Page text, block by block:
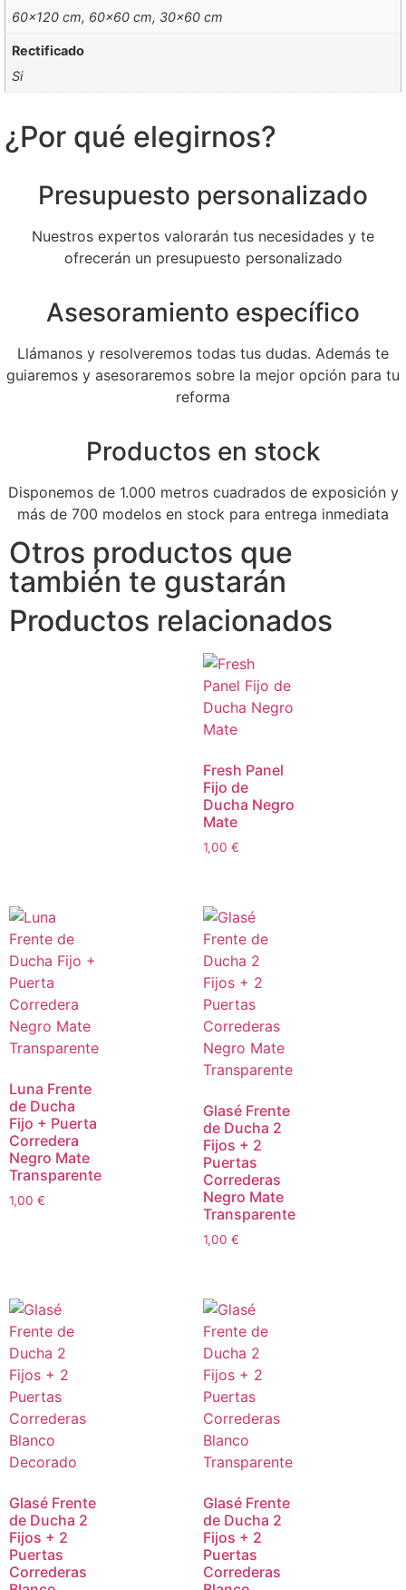
60×120 cm, 60×60 cm, 30×60 cm
Rectificado
Si
¿Por qué elegirnos?
Presupuesto personalizado
Nuestros expertos valorarán tus necesidades y te
ofrecerán un presupuesto personalizado
Asesoramiento específico
Llámanos y resolveremos todas tus dudas. Además te
guiaremos y asesoraremos sobre la mejor opción para tu
reforma
Productos en stock
Disponemos de 1.000 metros cuadrados de exposición y
más de 700 modelos en stock para entrega inmediata
Otros productos que
también te gustarán
Productos relacionados
Fresh Panel
Fijo de
Ducha Negro
Mate
1,00 €
Luna Frente
de Ducha
Fijo + Puerta
Corredera
Negro Mate
Transparente
1,00 €
Glasé Frente
de Ducha 2
Fijos + 2
Puertas
Correderas
Negro Mate
Transparente
1,00 €
Glasé Frente
de Ducha 2
Fijos + 2
Puertas
Correderas
Glasé Frente
de Ducha 2
Fijos + 2
Puertas
Correderas